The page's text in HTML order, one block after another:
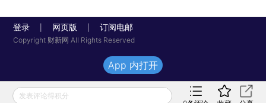
登录 网页版 订阅电邮
Copyright 财新网 All Rights Reserved
发表评论得积分
App 内打开